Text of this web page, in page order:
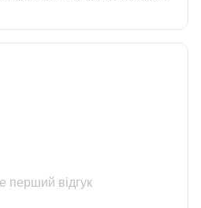
перший відгук